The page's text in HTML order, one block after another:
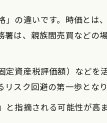
の違いです。時価とは
は、親族間売買などの
資産税評価額）などを
スク回避の第一歩となり
指摘される可能性が高ま